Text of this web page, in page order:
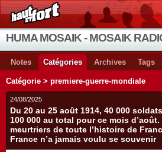
HUMA MOSAIK - MOSAIK
Notes Catégories Archives Tags
Catégorie > premiere-guerre-mondiale
24/08/2025
Du 20 au 25 août 1914, 40 000
100 000 au total pour ce mois
meurtriers de toute l’histoire de
France n’a jamais voulu se souvenir